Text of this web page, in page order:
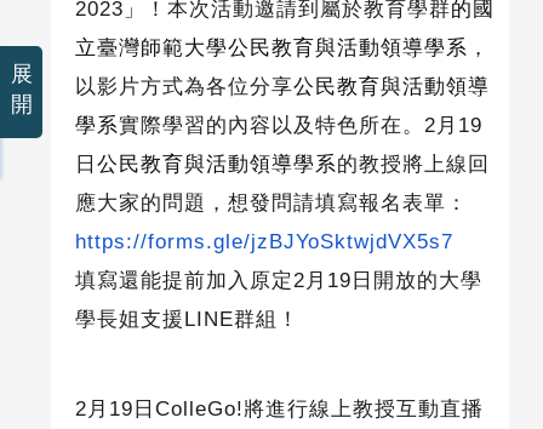
2023 」！本次活動邀請到屬於教育學群的國
立臺灣師範大學公民教育與活動領導學系 ，
以影片方式為各位分享公民教育與活動領導
學系實際學習的內容以及特色所在。 2 月 19
日 公民教育與活動領導學系的教授將上線回
應大家的問題，想發問請填寫報名表單：
https://forms.gle/jzBJYoSktwjdVX5s7
填寫還能提前加入原定2 月 19 日開放的大學
學長姐支援 LINE群組！
2 月 19 日 ColleGo!將進行線上教授互動直播
展
開